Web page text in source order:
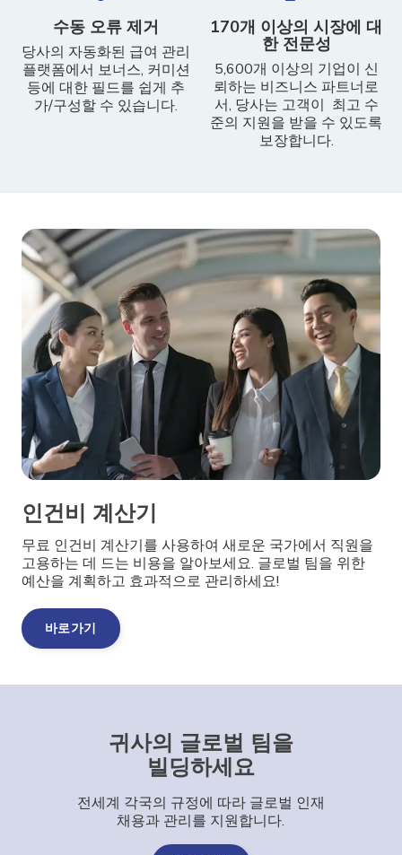
수동 오류 제거
당사의 자동화된 급여 관리
플랫폼에서 보너스, 커미션
등에 대한 필드를 쉽게 추
가/구성할 수 있습니다.
170개 이상의 시장에 대
한 전문성
5,600개 이상의 기업이 신
뢰하는 비즈니스 파트너로
서, 당사는 고객이 최고 수
준의 지원을 받을 수 있도록
보장합니다.
인건비 계산기
무료 인건비 계산기를 사용하여 새로운 국가에서 직원을
고용하는 데 드는 비용을 알아보세요. 글로벌 팀을 위한
예산을 계획하고 효과적으로 관리하세요!
바로가기
귀사의 글로벌 팀을
빌딩하세요
전세계 각국의 규정에 따라 글로벌 인재
채용과 관리를 지원합니다.